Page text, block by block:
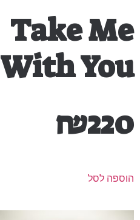
Take Me
With You
₪220
הוספה לסל